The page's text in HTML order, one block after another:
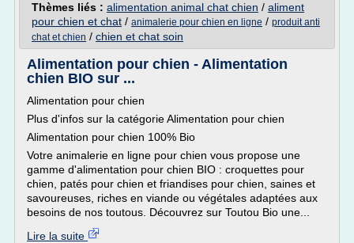
Thèmes liés : alimentation animal chat chien / aliment
pour chien et chat / animalerie pour chien en ligne / produit anti
chat et chien / chien et chat soin
Alimentation pour chien - Alimentation
chien BIO sur ...
Alimentation pour chien
Plus d'infos sur la catégorie Alimentation pour chien
Alimentation pour chien 100% Bio
Votre animalerie en ligne pour chien vous propose une
gamme d'alimentation pour chien BIO : croquettes pour
chien, patés pour chien et friandises pour chien, saines et
savoureuses, riches en viande ou végétales adaptées aux
besoins de nos toutous. Découvrez sur Toutou Bio une...
Lire la suite